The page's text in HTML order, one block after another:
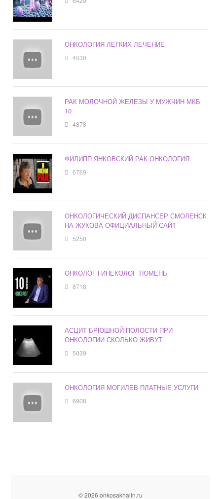
ОНКОЛОГИЯ ЛЕГКИХ ЛЕЧЕНИЕ
4030
РАК МОЛОЧНОЙ ЖЕЛЕЗЫ У МУЖЧИН МКБ
10
4878
ФИЛИПП ЯНКОВСКИЙ РАК ОНКОЛОГИЯ
6769
ОНКОЛОГИЧЕСКИЙ ДИСПАНСЕР СМОЛЕНСК
НА ЖУКОВА ОФИЦИАЛЬНЫЙ САЙТ
5250
ОНКОЛОГ ГИНЕКОЛОГ ТЮМЕНЬ
8718
АСЦИТ БРЮШНОЙ ПОЛОСТИ ПРИ
ОНКОЛОГИИ СКОЛЬКО ЖИВУТ
5039
ОНКОЛОГИЯ МОГИЛЕВ ПЛАТНЫЕ УСЛУГИ
6908
© 2026 onkosakhalin.ru